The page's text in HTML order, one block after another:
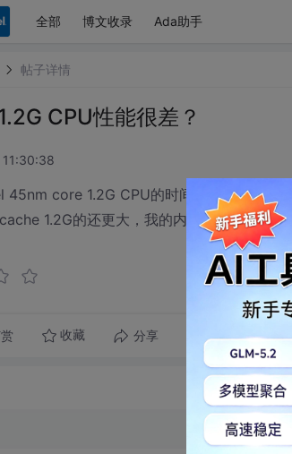
全部 博文收录 Ada助手
帖子详情
CPU性能很差？
45nm core 1.2G CPU的时间开销是intel
1.2G的还更大，我的内存两台机器上都
收藏 分享 转发到动态